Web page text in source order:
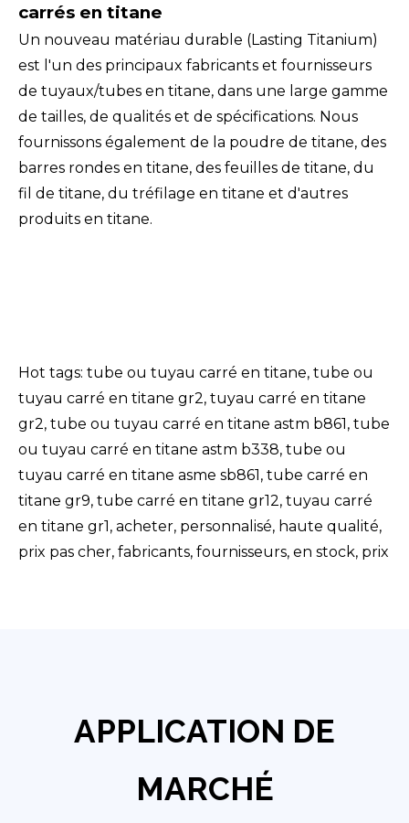
carrés en titane
Un nouveau matériau durable (Lasting Titanium)
est l'un des principaux fabricants et fournisseurs
de tuyaux/tubes en titane, dans une large gamme
de tailles, de qualités et de spécifications. Nous
fournissons également de la poudre de titane, des
barres rondes en titane, des feuilles de titane, du
fil de titane, du tréfilage en titane et d'autres
produits en titane.
Hot tags: tube ou tuyau carré en titane, tube ou
tuyau carré en titane gr2, tuyau carré en titane
gr2, tube ou tuyau carré en titane astm b861, tube
ou tuyau carré en titane astm b338, tube ou
tuyau carré en titane asme sb861, tube carré en
titane gr9, tube carré en titane gr12, tuyau carré
en titane gr1, acheter, personnalisé, haute qualité,
prix pas cher, fabricants, fournisseurs, en stock, prix
APPLICATION DE
MARCHÉ